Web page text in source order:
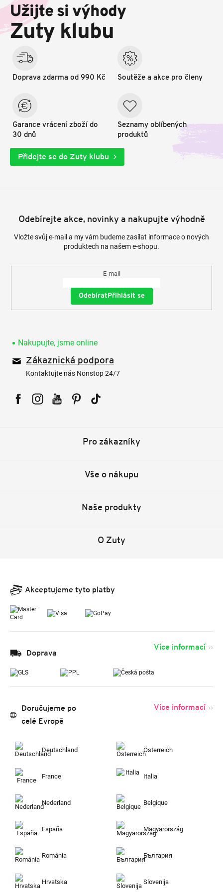
a
í
Užijte si výhody
Zuty klubu
Doprava zdarma od 990 Kč
Garance vrácení zboží do
30 dnů
Soutěže a akce pro členy
Seznamy oblíbených
produktů
Přidejte se do Zuty klubu
Odebírejte akce, novinky a nakupujte výhodně
Vložte svůj e-mail a my vám budeme zasílat informace o nových
produktech na našem e-shopu.
E-mail
Přihlásit se
Nakupujte, jsme online
Zákaznická podpora
Kontaktujte nás Nonstop 24/7
Pro zákazníky
Vše o nákupu
Naše produkty
O Zuty
Akceptujeme tyto platby
Doprava
Více informací
Doručujeme po
celé Evropě
Více informací
Deutschland Österreich
France Italia
Nederland Belgique
España Magyarország
România България
Hrvatska Slovenija